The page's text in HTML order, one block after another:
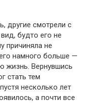
другие смотрели с
будто его не
причиняла не
намного больше —
жизнь. Вернувшись
стать тем
несколько лет
а почти все